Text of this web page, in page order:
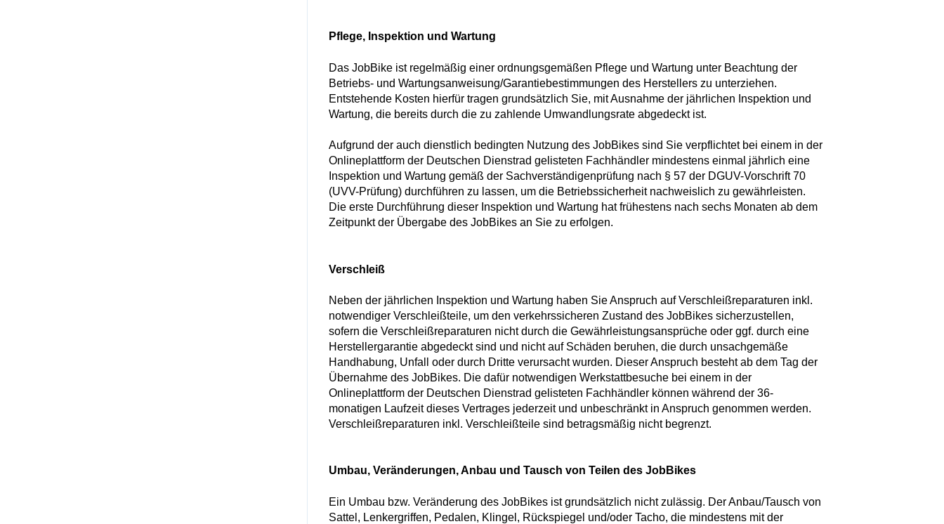
Pflege, Inspektion und Wartung
Das JobBike ist regelmäßig einer ordnungsgemäßen Pflege und Wartung unter Beachtung der
Betriebs- und Wartungsanweisung/Garantiebestimmungen des Herstellers zu unterziehen.
Entstehende Kosten hierfür tragen grundsätzlich Sie, mit Ausnahme der jährlichen Inspektion und
Wartung, die bereits durch die zu zahlende Umwandlungsrate abgedeckt ist.
Aufgrund der auch dienstlich bedingten Nutzung des JobBikes sind Sie verpflichtet bei einem in der
Onlineplattform der Deutschen Dienstrad gelisteten Fachhändler mindestens einmal jährlich eine
Inspektion und Wartung gemäß der Sachverständigenprüfung nach § 57 der DGUV-Vorschrift 70
(UVV-Prüfung) durchführen zu lassen, um die Betriebssicherheit nachweislich zu gewährleisten.
Die erste Durchführung dieser Inspektion und Wartung hat frühestens nach sechs Monaten ab dem
Zeitpunkt der Übergabe des JobBikes an Sie zu erfolgen.
Verschleiß
Neben der jährlichen Inspektion und Wartung haben Sie Anspruch auf Verschleißreparaturen inkl.
notwendiger Verschleißteile, um den verkehrssicheren Zustand des JobBikes sicherzustellen,
sofern die Verschleißreparaturen nicht durch die Gewährleistungsansprüche oder ggf. durch eine
Herstellergarantie abgedeckt sind und nicht auf Schäden beruhen, die durch unsachgemäße
Handhabung, Unfall oder durch Dritte verursacht wurden. Dieser Anspruch besteht ab dem Tag der
Übernahme des JobBikes. Die dafür notwendigen Werkstattbesuche bei einem in der
Onlineplattform der Deutschen Dienstrad gelisteten Fachhändler können während der 36-
monatigen Laufzeit dieses Vertrages jederzeit und unbeschränkt in Anspruch genommen werden.
Verschleißreparaturen inkl. Verschleißteile sind betragsmäßig nicht begrenzt.
Umbau, Veränderungen, Anbau und Tausch von Teilen des JobBikes
Ein Umbau bzw. Veränderung des JobBikes ist grundsätzlich nicht zulässig. Der Anbau/Tausch von
Sattel, Lenkergriffen, Pedalen, Klingel, Rückspiegel und/oder Tacho, die mindestens mit der